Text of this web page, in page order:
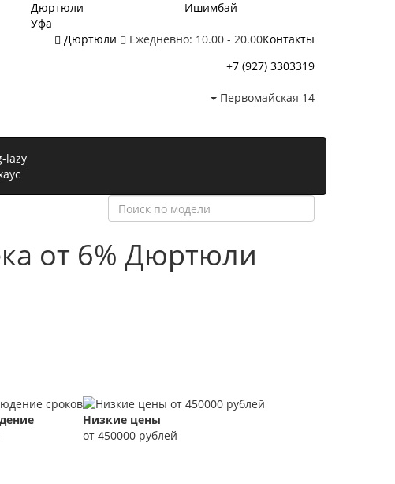
Дюртюли
Ишимбай
Уфа
Дюртюли
Ежедневно: 10.00 - 20.00Контакты
+7 (927) 3303319
Первомайская 14
от 6% Дюртюли
Низкие цены
от 450000 рублей